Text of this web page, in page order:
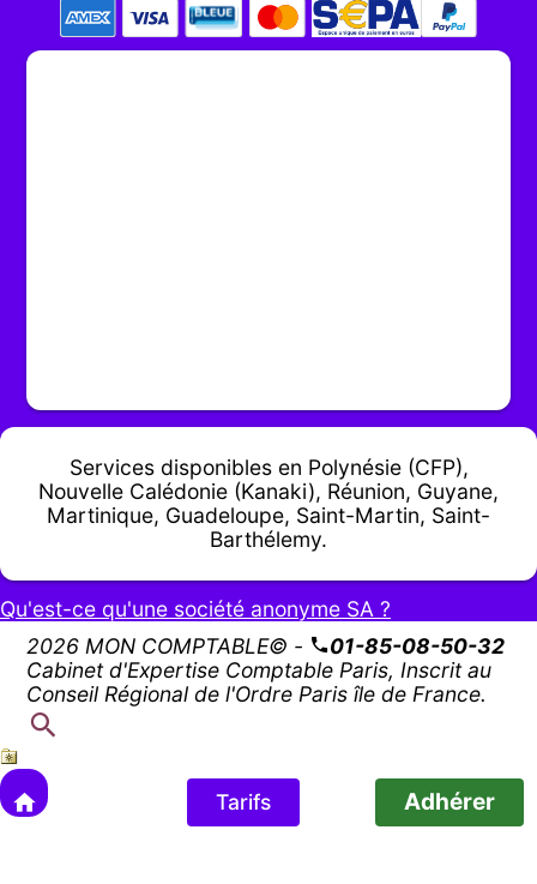
Services disponibles en Polynésie (CFP),
Nouvelle Calédonie (Kanaki), Réunion, Guyane,
Martinique, Guadeloupe, Saint-Martin, Saint-
Barthélemy.
Qu'est-ce qu'une société anonyme SA ?
2026 MON COMPTABLE© -
01-85-08-50-32
Cabinet d'Expertise Comptable Paris, Inscrit au
Conseil Régional de l'Ordre Paris île de France.
Tarifs Adhérer